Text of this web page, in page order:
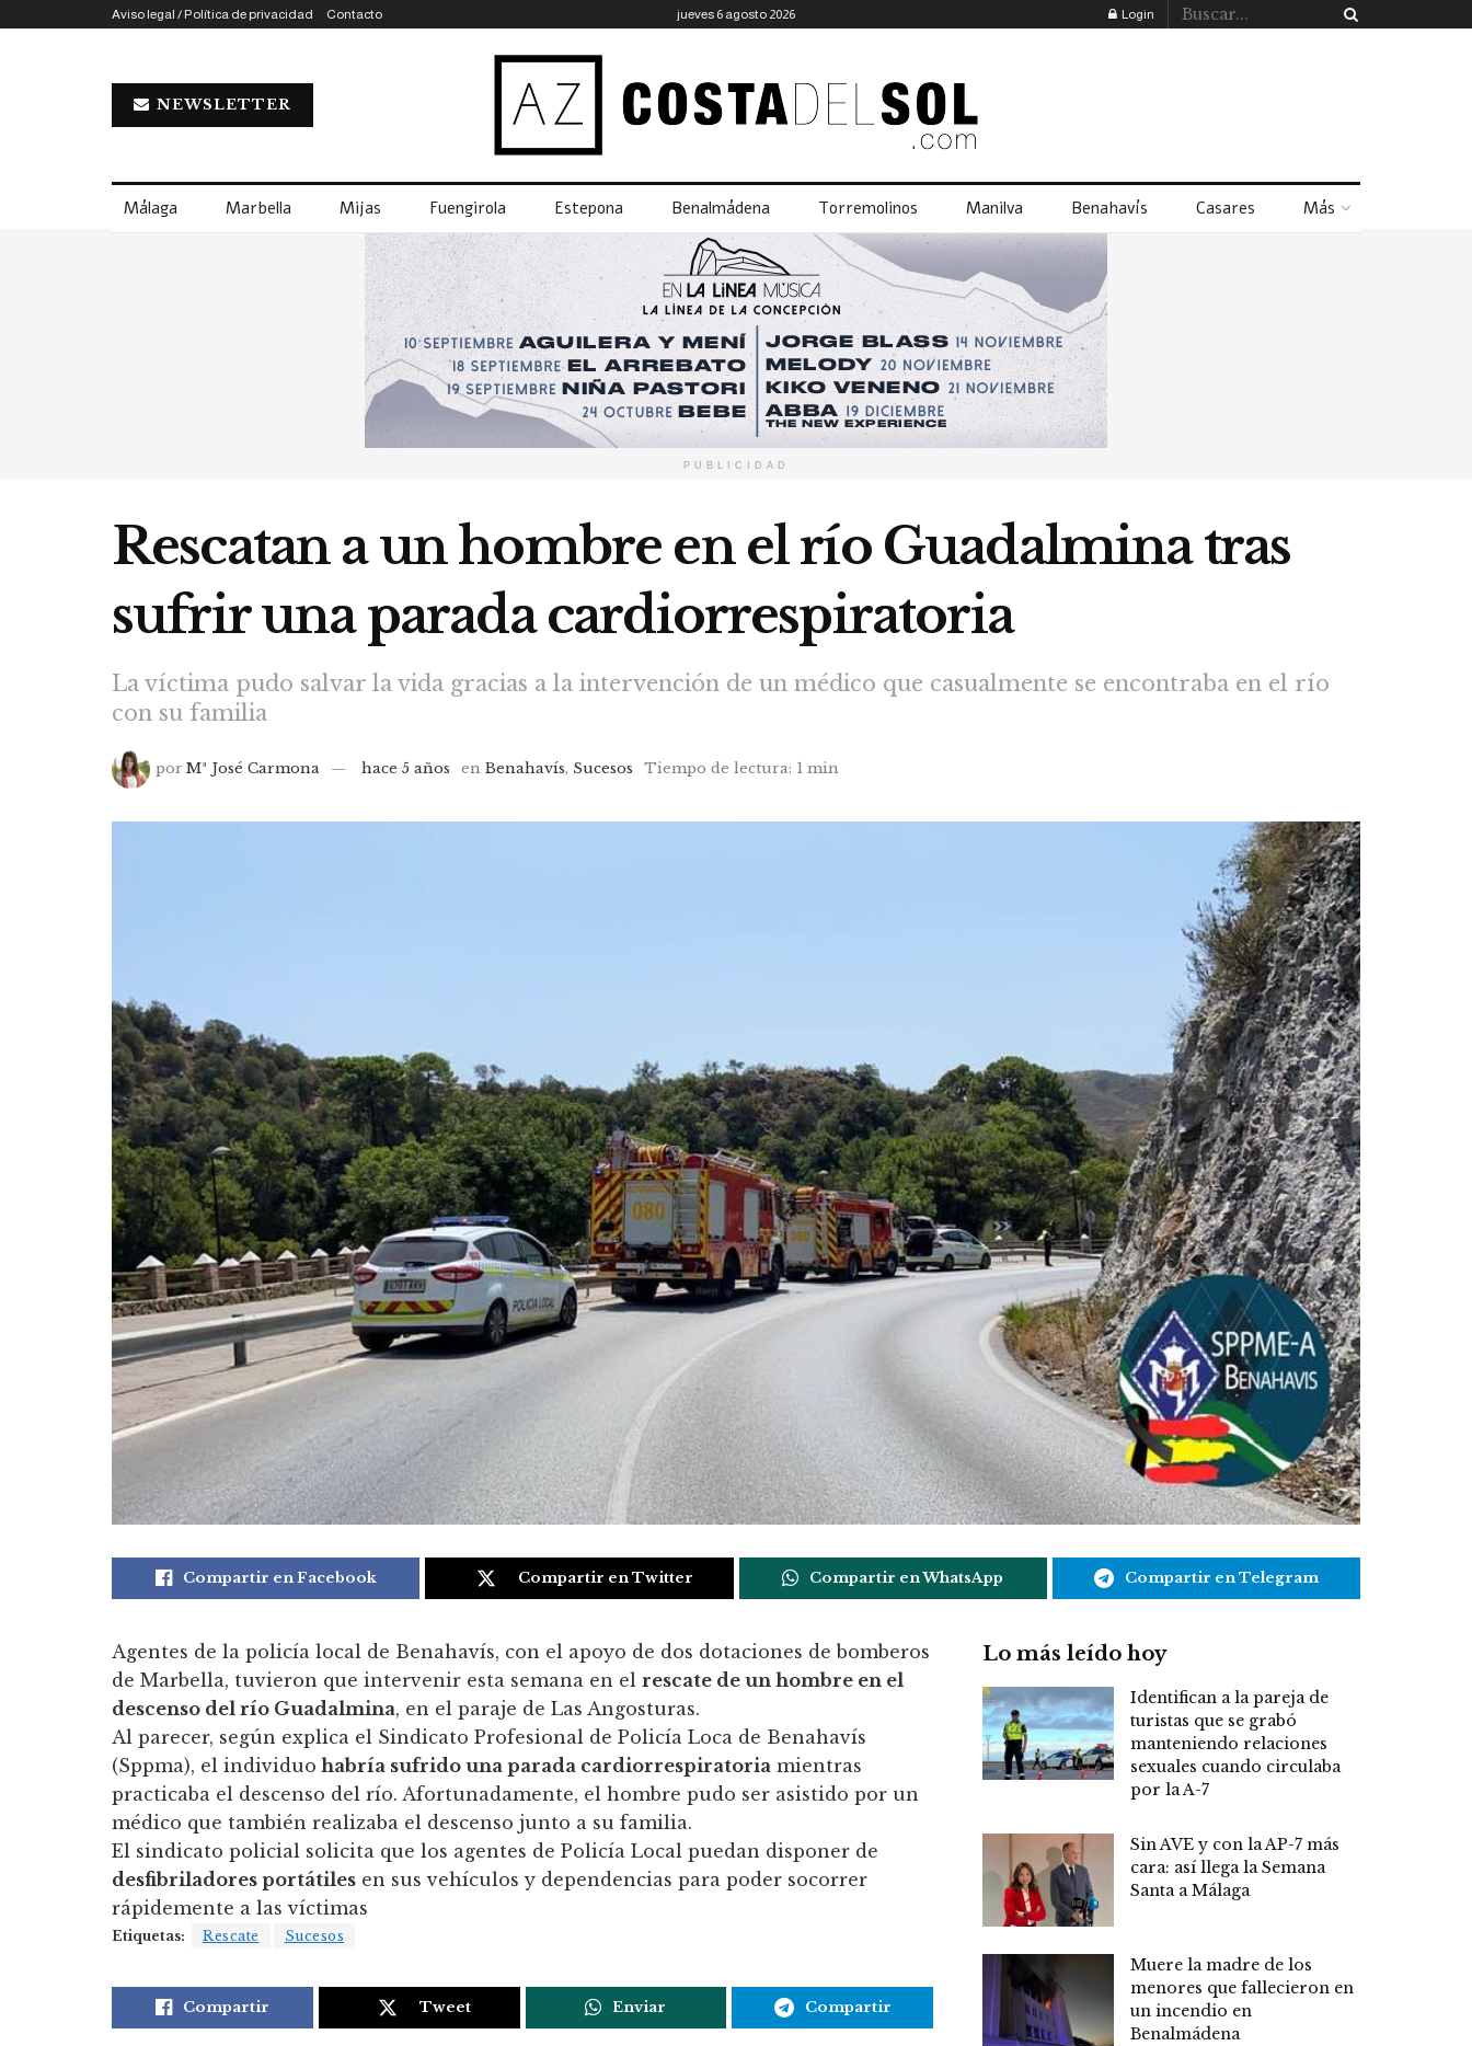
Aviso legal / Política de privacidad Contacto jueves 6 agosto 2026 Login
NEWSLETTER
Málaga Marbella Mijas Fuengirola Estepona Benalmádena Torremolinos Manilva Benahavís Casares Más
PUBLICIDAD
Rescatan a un hombre en el río Guadalmina tras
sufrir una parada cardiorrespiratoria
La víctima pudo salvar la vida gracias a la intervención de un médico que casualmente se encontraba en el río
con su familia
por Mª José Carmona hace 5 años en Benahavís, Sucesos Tiempo de lectura: 1 min
Compartir en Facebook Compartir en Twitter Compartir en WhatsApp Compartir en Telegram
Agentes de la policía local de Benahavís, con el apoyo de dos dotaciones de bomberos
de Marbella, tuvieron que intervenir esta semana en el rescate de un hombre en el
descenso del río Guadalmina, en el paraje de Las Angosturas.
Al parecer, según explica el Sindicato Profesional de Policía Loca de Benahavís
(Sppma), el individuo habría sufrido una parada cardiorrespiratoria mientras
practicaba el descenso del río. Afortunadamente, el hombre pudo ser asistido por un
médico que también realizaba el descenso junto a su familia.
El sindicato policial solicita que los agentes de Policía Local puedan disponer de
desfibriladores portátiles en sus vehículos y dependencias para poder socorrer
rápidemente a las víctimas
Etiquetas: Rescate Sucesos
Compartir Tweet Enviar Compartir
Lo más leído hoy
Identifican a la pareja de
turistas que se grabó
manteniendo relaciones
sexuales cuando circulaba
por la A-7
Sin AVE y con la AP-7 más
cara: así llega la Semana
Santa a Málaga
Muere la madre de los
menores que fallecieron en
un incendio en
Benalmádena